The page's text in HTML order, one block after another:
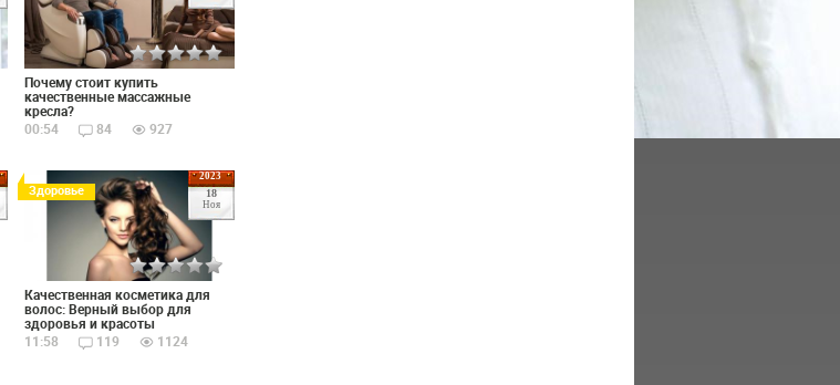
Почему стоит купить
качественные массажные
кресла?
00:54
84 927
2023
18
Ноя
Здоровье
Качественная косметика для
волос: Верный выбор для
здоровья и красоты
11:58
119 1124